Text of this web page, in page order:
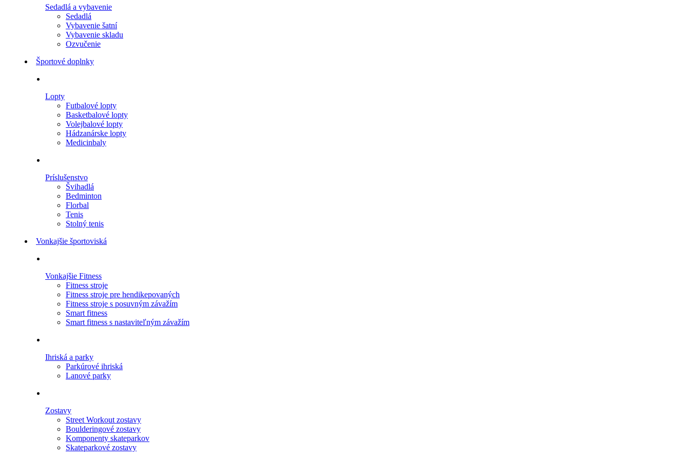
Sedadlá a vybavenie
Sedadlá
Vybavenie šatní
Vybavenie skladu
Ozvučenie
Športové doplnky
Lopty
Futbalové lopty
Basketbalové lopty
Volejbalové lopty
Hádzanárske lopty
Medicinbaly
Príslušenstvo
Švihadlá
Bedminton
Florbal
Tenis
Stolný tenis
Vonkajšie športoviská
Vonkajšie Fitness
Fitness stroje
Fitness stroje pre hendikepovaných
Fitness stroje s posuvným závažím
Smart fitness
Smart fitness s nastaviteľným závažím
Ihriská a parky
Parkúrové ihriská
Lanové parky
Zostavy
Street Workout zostavy
Boulderingové zostavy
Komponenty skateparkov
Skateparkové zostavy